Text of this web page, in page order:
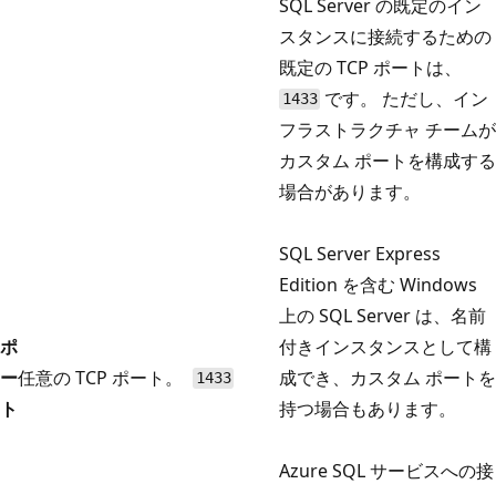
ポ
ー
ト
任意の TCP ポート。 1433
SQL Server の既定のイン
スタンスに接続するための
既定の TCP ポートは、
1433 です。 ただし、イン
フラストラクチャ チームが
カスタム ポートを構成する
場合があります。
SQL Server Express
Edition を含む Windows
上の SQL Server は、名前
付きインスタンスとして構
成でき、カスタム ポートを
持つ場合もあります。
Azure SQL サービスへの接